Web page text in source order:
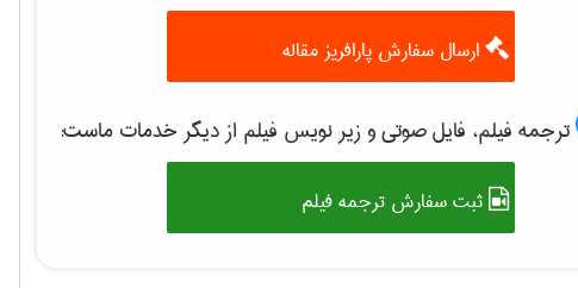
ارسال سفارش پارافریز مقاله
ترجمه فیلم، فایل صوتی و زیر نویس فیلم از دیگر خدمات ماست:
ثبت سفارش ترجمه فیلم